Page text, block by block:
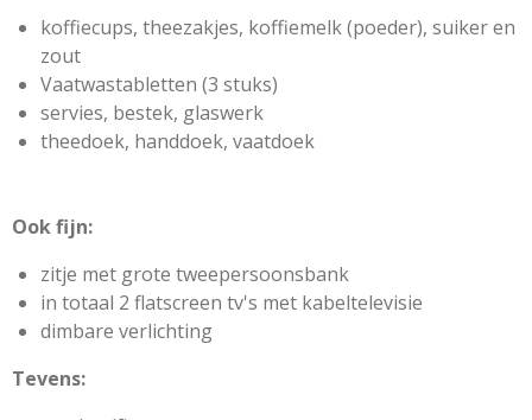
koffiecups, theezakjes, koffiemelk (poeder), suiker en
zout
Vaatwastabletten (3 stuks)
servies, bestek, glaswerk
theedoek, handdoek, vaatdoek
Ook fijn:
zitje met grote tweepersoonsbank
in totaal 2 flatscreen tv's met kabeltelevisie
dimbare verlichting
Tevens: